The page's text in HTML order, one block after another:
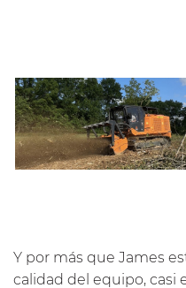
Y por más que James
calidad del equipo, casi